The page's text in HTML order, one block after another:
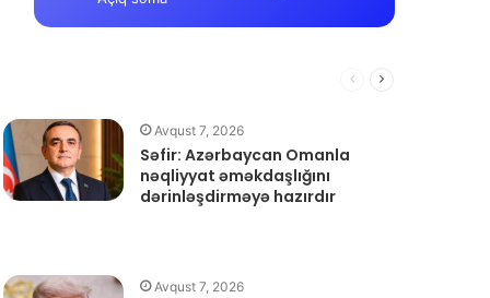
Əvvəlki
Avqust 7, 2026
Səfir: Azərbaycan Omanla
nəqliyyat əməkdaşlığını
dərinləşdirməyə hazırdır
Avqust 7, 2026